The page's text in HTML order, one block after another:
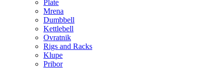
Plate
Mrena
Dumbbell
Kettlebell
Ovratnik
Rigs and Racks
Klupe
Pribor